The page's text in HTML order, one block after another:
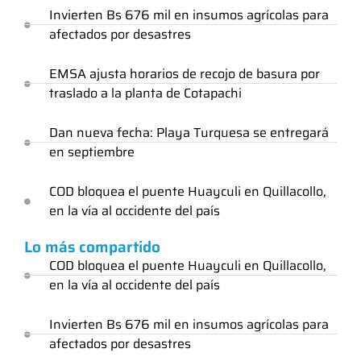
Invierten Bs 676 mil en insumos agrícolas para
afectados por desastres
EMSA ajusta horarios de recojo de basura por
traslado a la planta de Cotapachi
Dan nueva fecha: Playa Turquesa se entregará
en septiembre
COD bloquea el puente Huayculi en Quillacollo,
en la vía al occidente del país
Lo más compartido
COD bloquea el puente Huayculi en Quillacollo,
en la vía al occidente del país
Invierten Bs 676 mil en insumos agrícolas para
afectados por desastres